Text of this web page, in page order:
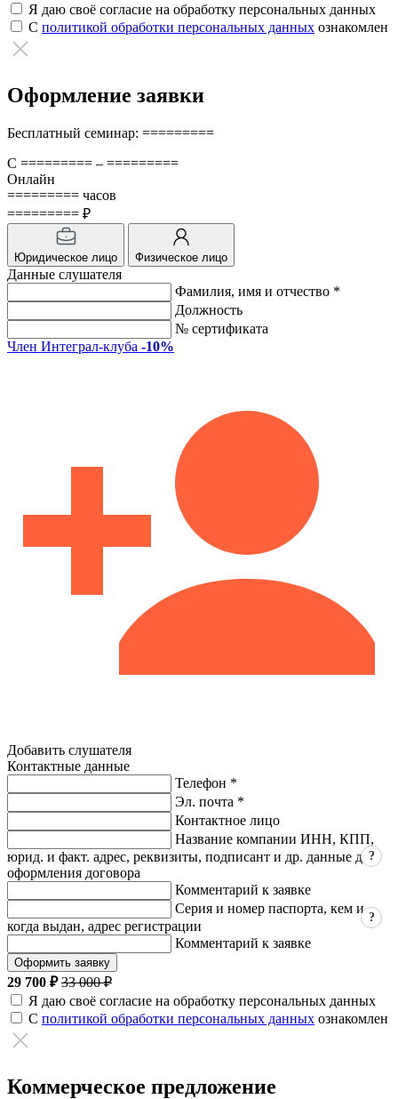
Я даю своё согласие на обработку персональных данных
С политикой обработки персональных данных ознакомлен
Оформление заявки
Бесплатный семинар: =========
С ========= – =========
Онлайн
========= часов
========= ₽
Юридическое лицо Физическое лицо
Данные слушателя
Фамилия, имя и отчество *
Должность
№ сертификата
Член Интеграл-клуба -10%
Добавить слушателя
Контактные данные
Телефон *
Эл. почта *
Контактное лицо
Название компании ИНН, КПП,
юрид. и факт. адрес, реквизиты, подписант и др. данные для
оформления договора
?
Комментарий к заявке
Серия и номер паспорта, кем и
когда выдан, адрес регистрации
?
Комментарий к заявке
Оформить заявку
29 700 ₽ 33 000 ₽
Я даю своё согласие на обработку персональных данных
С политикой обработки персональных данных ознакомлен
Коммерческое предложение